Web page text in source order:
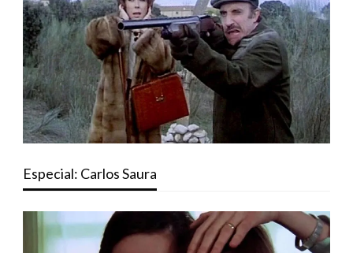
Especial: Carlos Saura